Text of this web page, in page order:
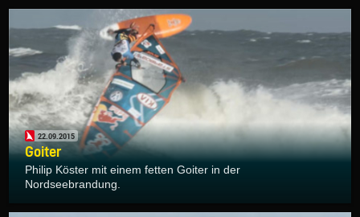
22.09.2015
Goiter
Philip Köster mit einem fetten Goiter in der
Nordseebrandung.